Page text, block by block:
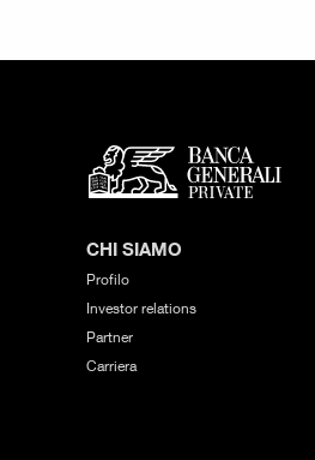
CHI SIAMO
Profilo
Investor relations
Partner
Carriera